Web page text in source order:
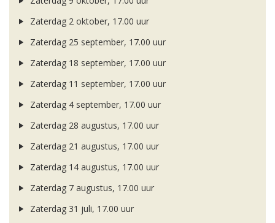
Zaterdag 2 oktober, 17.00 uur
Zaterdag 25 september, 17.00 uur
Zaterdag 18 september, 17.00 uur
Zaterdag 11 september, 17.00 uur
Zaterdag 4 september, 17.00 uur
Zaterdag 28 augustus, 17.00 uur
Zaterdag 21 augustus, 17.00 uur
Zaterdag 14 augustus, 17.00 uur
Zaterdag 7 augustus, 17.00 uur
Zaterdag 31 juli, 17.00 uur